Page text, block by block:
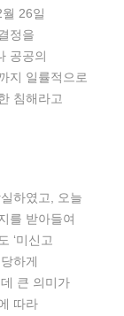
26일
정을
공공의
지 일률적으로
침해라고
하였고, 오늘
를 받아들여
‘미신고
하게
큰 의미가
따라